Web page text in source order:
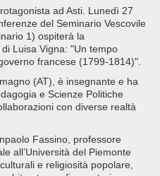
ad Asti. Lunedì 27
del Seminario Vescovile
1) ospiterà la
Luisa Vigna: "Un tempo
francese (1799-1814)".
(AT), è insegnante e ha
e Scienze Politiche
con diverse realtà
Fassino, professore
all’Università del Piemonte
e religiosità popolare,